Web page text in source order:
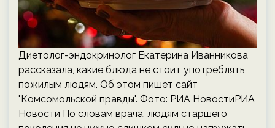
Диетолог-эндокринолог Екатерина Иванникова
рассказала, какие блюда не стоит употреблять
пожилым людям. Об этом пишет сайт
"Комсомольской правды". Фото: РИА НовостиРИА
Новости По словам врача, людям старшего